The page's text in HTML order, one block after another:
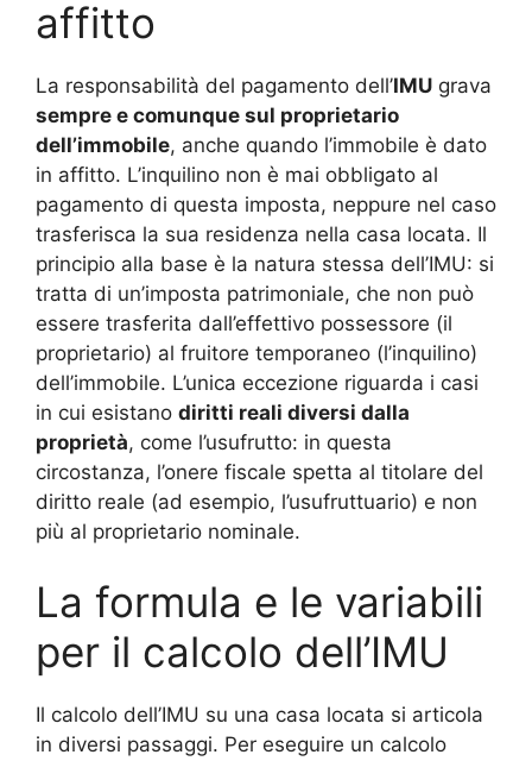
affitto
La responsabilità del pagamento dell’IMU grava
sempre e comunque sul proprietario
dell’immobile, anche quando l’immobile è dato
in affitto. L’inquilino non è mai obbligato al
pagamento di questa imposta, neppure nel caso
trasferisca la sua residenza nella casa locata. Il
principio alla base è la natura stessa dell’IMU: si
tratta di un’imposta patrimoniale, che non può
essere trasferita dall’effettivo possessore (il
proprietario) al fruitore temporaneo (l’inquilino)
dell’immobile. L’unica eccezione riguarda i casi
in cui esistano diritti reali diversi dalla
proprietà, come l’usufrutto: in questa
circostanza, l’onere fiscale spetta al titolare del
diritto reale (ad esempio, l’usufruttuario) e non
più al proprietario nominale.
La formula e le variabili
per il calcolo dell’IMU
Il calcolo dell’IMU su una casa locata si articola
in diversi passaggi. Per eseguire un calcolo